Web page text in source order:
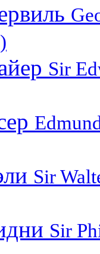
Sir
Sir
Sir